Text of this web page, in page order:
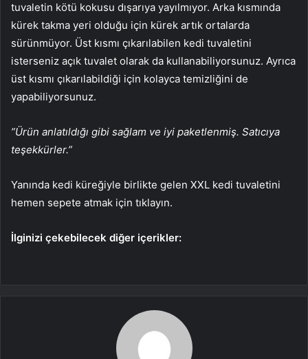
tuvaletin kötü kokusu dışarıya yayılmıyor. Arka kısmında
kürek takma yeri olduğu için kürek artık ortalarda
sürünmüyor. Üst kısmı çıkarılabilen kedi tuvaletini
isterseniz açık tuvalet olarak da kullanabiliyorsunuz. Ayrıca
üst kısmı çıkarılabildiği için kolayca temizliğini de
yapabiliyorsunuz.
”Ürün anlatıldığı gibi sağlam ve iyi paketlenmiş. Satıcıya
teşekkürler.”
Yanında kedi küreğiyle birlikte gelen XXL kedi tuvaletini
hemen sepete atmak için tıklayın.
İlginizi çekebilecek diğer içerikler: